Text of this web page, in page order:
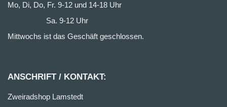
Mo, Di, Do, Fr. 9-12 und 14-18 Uhr
Sa. 9-12 Uhr
Mittwochs ist das Geschäft geschlossen.
ANSCHRIFT / KONTAKT:
Zweiradshop Lamstedt